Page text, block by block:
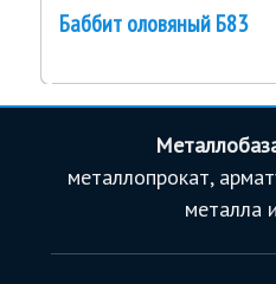
Баббит оловяный Б83
металлопрокат,
металла